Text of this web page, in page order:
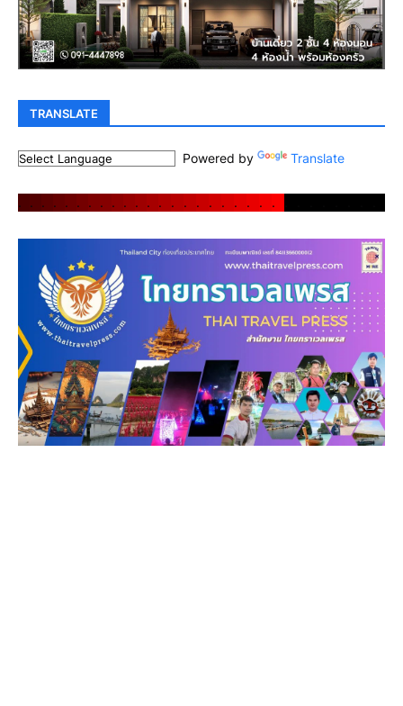
TRANSLATE
Powered by Translate
. . . . . . . . . . . . . . . . . . . . . .